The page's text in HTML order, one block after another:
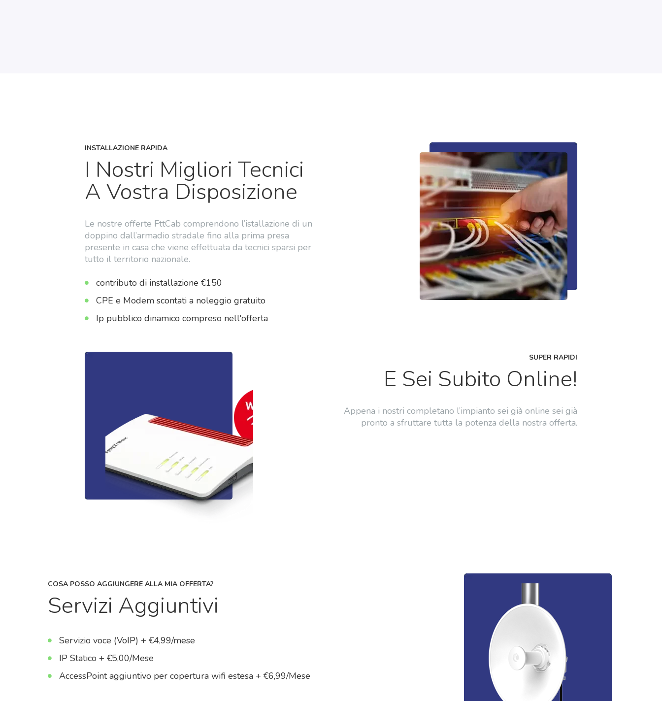
INSTALLAZIONE RAPIDA
I Nostri Migliori Tecnici
A Vostra Disposizione
Le nostre offerte FttCab comprendono l’istallazione di un
doppino dall’armadio stradale fino alla prima presa
presente in casa che viene effettuata da tecnici sparsi per
tutto il territorio nazionale.
contributo di installazione €150
CPE e Modem scontati a noleggio gratuito
Ip pubblico dinamico compreso nell'offerta
SUPER RAPIDI
E Sei Subito Online!
Appena i nostri completano l’impianto sei già online sei già
pronto a sfruttare tutta la potenza della nostra offerta.
COSA POSSO AGGIUNGERE ALLA MIA OFFERTA?
Servizi Aggiuntivi
Servizio voce (VoIP) + €4,99/mese
IP Statico + €5,00/Mese
AccessPoint aggiuntivo per copertura wifi estesa + €6,99/Mese